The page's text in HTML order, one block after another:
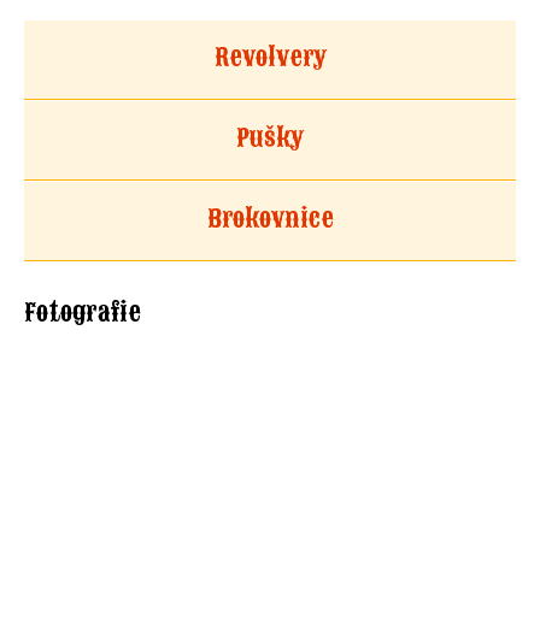
Revolvery
Pušky
Brokovnice
Fotografie